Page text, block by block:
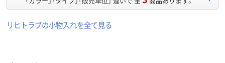
リヒトラブの小物入れを全て見る